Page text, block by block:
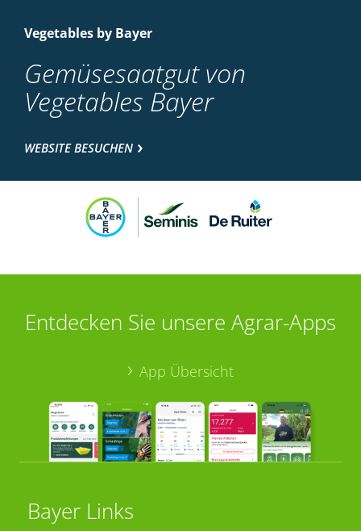
Vegetables by Bayer
Gemüsesaatgut von
Vegetables Bayer
WEBSITE BESUCHEN
Entdecken Sie unsere Agrar-Apps
App Übersicht
Bayer Links